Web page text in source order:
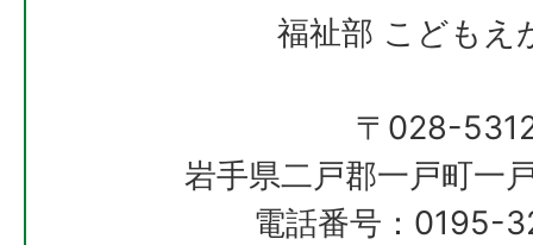
福祉部 こどもえ
〒028-
岩手県二戸郡一戸町一
電話番号：0195-